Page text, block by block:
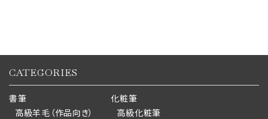
CATEGORIES
書筆
高級羊毛（作品向き）
化粧筆
高級化粧筆